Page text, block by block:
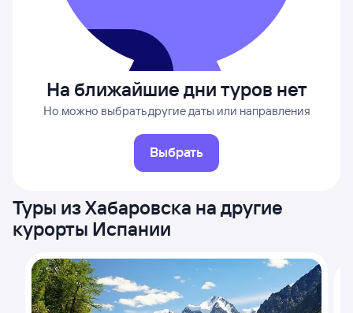
На ближайшие дни туров нет
Но можно выбрать другие даты или направления
Выбрать
Туры из Хабаровска на другие
курорты Испании